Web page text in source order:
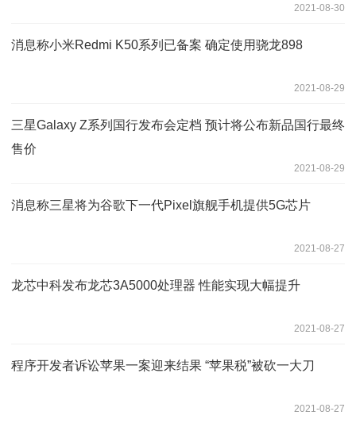
2021-08-30
消息称小米Redmi K50系列已备案 确定使用骁龙898
2021-08-29
三星Galaxy Z系列国行发布会定档 预计将公布新品国行最终
售价
2021-08-29
消息称三星将为谷歌下一代Pixel旗舰手机提供5G芯片
2021-08-27
龙芯中科发布龙芯3A5000处理器 性能实现大幅提升
2021-08-27
程序开发者诉讼苹果一案迎来结果 “苹果税”被砍一大刀
2021-08-27